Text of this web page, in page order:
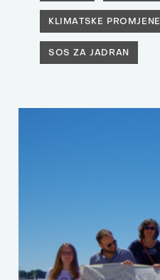
KLIMATSKE PROMJENE
SOS ZA JADRAN